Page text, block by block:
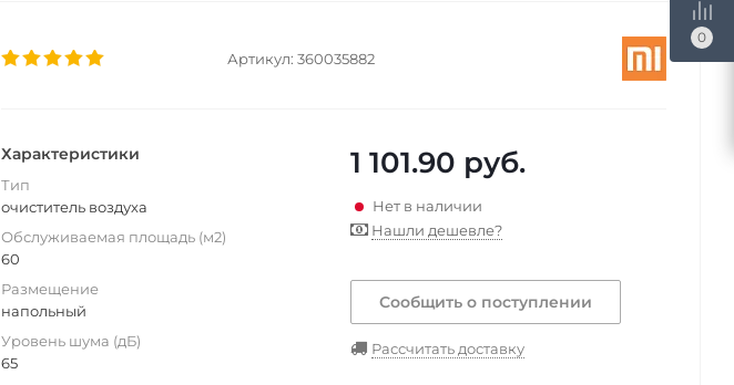
Артикул: 360035882
Характеристики
Тип
очиститель воздуха
Обслуживаемая площадь (м2)
60
Размещение
напольный
Уровень шума (дБ)
65
1 101.90 руб.
Нет в наличии
Нашли дешевле?
Сообщить о поступлении
Рассчитать доставку
0